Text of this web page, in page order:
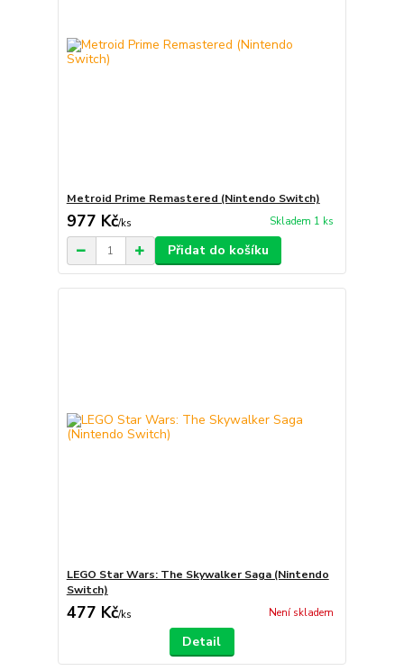
Metroid Prime Remastered (Nintendo Switch)
977 Kč/ks Skladem 1 ks
Přidat do košíku
LEGO Star Wars: The Skywalker Saga (Nintendo
Switch)
477 Kč/ks Není skladem
Detail